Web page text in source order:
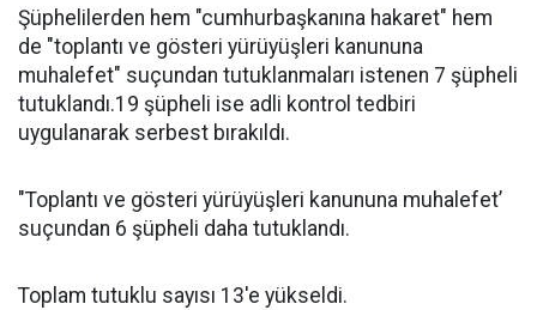
Şüphelilerden hem "cumhurbaşkanına hakaret" hem
de "toplantı ve gösteri yürüyüşleri kanununa
muhalefet" suçundan tutuklanmaları istenen 7 şüpheli
tutuklandı.19 şüpheli ise adli kontrol tedbiri
uygulanarak serbest bırakıldı.
"Toplantı ve gösteri yürüyüşleri kanununa muhalefet’
suçundan 6 şüpheli daha tutuklandı.
Toplam tutuklu sayısı 13'e yükseldi.